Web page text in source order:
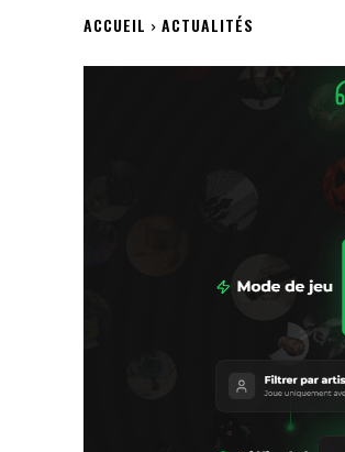
ACCUEIL ACTUALITÉS